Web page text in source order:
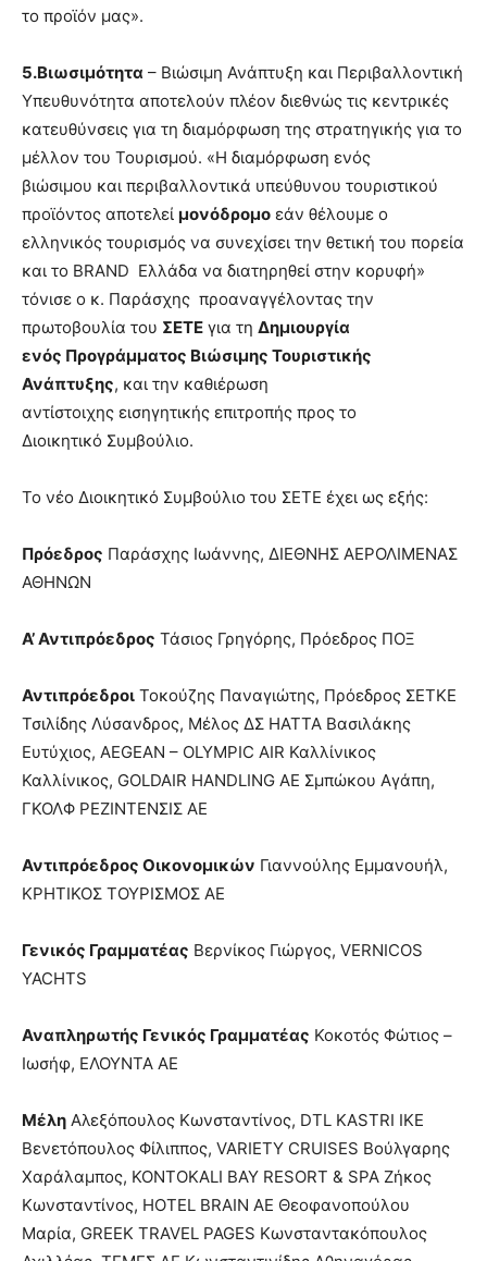
το προϊόν μας».
5.Βιωσιμότητα – Βιώσιμη Ανάπτυξη και Περιβαλλοντική
Υπευθυνότητα αποτελούν πλέον διεθνώς τις κεντρικές
κατευθύνσεις για τη διαμόρφωση της στρατηγικής για το
μέλλον του Τουρισμού. «Η διαμόρφωση ενός
βιώσιμου και περιβαλλοντικά υπεύθυνου τουριστικού
προϊόντος αποτελεί μονόδρομο εάν θέλουμε ο
ελληνικός τουρισμός να συνεχίσει την θετική του πορεία
και το BRAND Ελλάδα να διατηρηθεί στην κορυφή»
τόνισε ο κ. Παράσχης προαναγγέλοντας την
πρωτοβουλία του ΣΕΤΕ για τη Δημιουργία
ενός Προγράμματος Βιώσιμης Τουριστικής
Ανάπτυξης, και την καθιέρωση
αντίστοιχης εισηγητικής επιτροπής προς το
Διοικητικό Συμβούλιο.
Το νέο Διοικητικό Συμβούλιο του ΣΕΤΕ έχει ως εξής:
Πρόεδρος Παράσχης Ιωάννης, ΔΙΕΘΝΗΣ ΑΕΡΟΛΙΜΕΝΑΣ
ΑΘΗΝΩΝ
Α’ Αντιπρόεδρος Τάσιος Γρηγόρης, Πρόεδρος ΠΟΞ
Αντιπρόεδροι Τοκούζης Παναγιώτης, Πρόεδρος ΣΕΤΚΕ
Τσιλίδης Λύσανδρος, Μέλος ΔΣ ΗΑΤΤΑ Βασιλάκης
Ευτύχιος, AEGEAN – OLYMPIC AIR Καλλίνικος
Καλλίνικος, GOLDAIR HANDLING ΑΕ Σμπώκου Αγάπη,
ΓΚΟΛΦ ΡΕΖΙΝΤΕΝΣΙΣ ΑΕ
Αντιπρόεδρος Οικονομικών Γιαννούλης Εμμανουήλ,
ΚΡΗΤΙΚΟΣ ΤΟΥΡΙΣΜΟΣ ΑΕ
Γενικός Γραμματέας Βερνίκος Γιώργος, VERNICOS
YACHTS
Αναπληρωτής Γενικός Γραμματέας Κοκοτός Φώτιος –
Ιωσήφ, ΕΛΟΥΝΤΑ ΑΕ
Μέλη Αλεξόπουλος Κωνσταντίνος, DTL KASTRI IKE
Βενετόπουλος Φίλιππος, VARIETY CRUISES Βούλγαρης
Χαράλαμπος, KONTOKALI BAY RESORT & SPA Ζήκος
Κωνσταντίνος, HOTEL BRAIN AE Θεοφανοπούλου
Μαρία, GREEK TRAVEL PAGES Κωνσταντακόπουλος